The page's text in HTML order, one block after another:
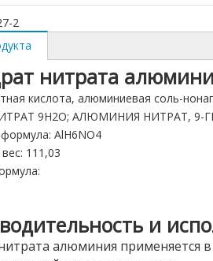
2
нитрата
кислота, алюминиевая
9H2O; АЛЮМИНИЯ НИТРАТ,
AlH6NO4
111,03
и
алюминия применяется